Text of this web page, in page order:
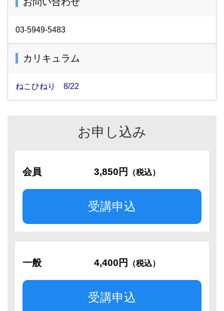
03-5949-5483
カリキュラム
ねこひねり 8/22
お申し込み
会員 3,850円 （税込）
受講申込
一般 4,400円 （税込）
受講申込